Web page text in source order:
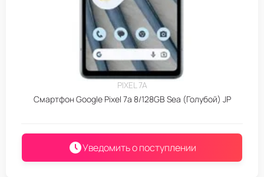
PIXEL 7A
Смартфон Google Pixel 7a 8/128GB Sea (Голубой) JP
Уведомить о поступлении